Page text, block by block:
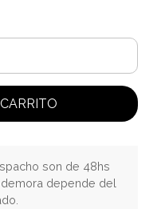
son de 48hs
depende del